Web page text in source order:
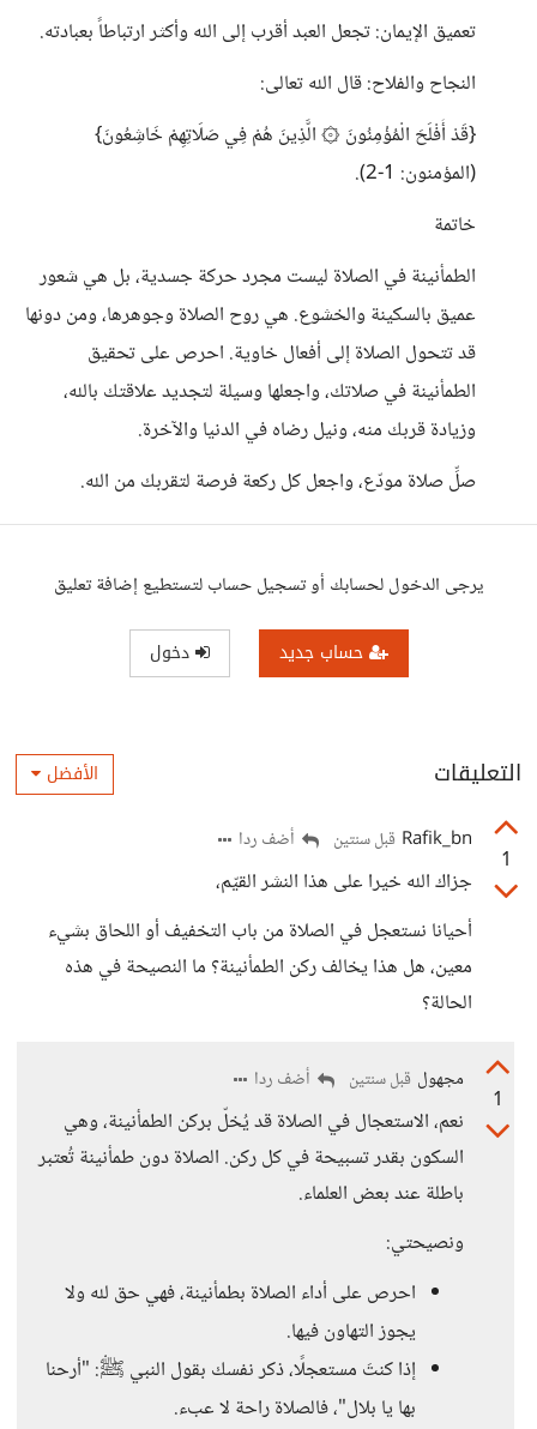
تعميق الإيمان: تجعل العبد أقرب إلى الله وأكثر ارتباطاً بعبادته.
النجاح والفلاح: قال الله تعالى:
{قَدْ أَفْلَحَ الْمُؤْمِنُونَ ۞ الَّذِينَ هُمْ فِي صَلَاتِهِمْ خَاشِعُونَ}
(المؤمنون: 1-2).
خاتمة
الطمأنينة في الصلاة ليست مجرد حركة جسدية، بل هي شعور
عميق بالسكينة والخشوع. هي روح الصلاة وجوهرها، ومن دونها
قد تتحول الصلاة إلى أفعال خاوية. احرص على تحقيق
الطمأنينة في صلاتك، واجعلها وسيلة لتجديد علاقتك بالله،
وزيادة قربك منه، ونيل رضاه في الدنيا والآخرة.
صلِّ صلاة مودّع، واجعل كل ركعة فرصة لتقربك من الله.
يرجى الدخول لحسابك أو تسجيل حساب لتستطيع إضافة تعليق
حساب جديد دخول
التعليقات الأفضل
1
Rafik_bn قبل سنتين أضف ردا
جزاك الله خيرا على هذا النشر القيّم،
أحيانا نستعجل في الصلاة من باب التخفيف أو اللحاق بشيء
معين، هل هذا يخالف ركن الطمأنينة؟ ما النصيحة في هذه
الحالة؟
1
مجهول قبل سنتين أضف ردا
نعم، الاستعجال في الصلاة قد يُخلّ بركن الطمأنينة، وهي
السكون بقدر تسبيحة في كل ركن. الصلاة دون طمأنينة تُعتبر
باطلة عند بعض العلماء.
ونصيحتي:
احرص على أداء الصلاة بطمأنينة، فهي حق لله ولا
يجوز التهاون فيها.
إذا كنتَ مستعجلًا، ذكر نفسك بقول النبي ﷺ: "أرحنا
بها يا بلال"، فالصلاة راحة لا عبء.